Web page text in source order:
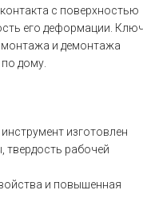
с поверхностью
его деформации.
монтажа и демонтажа
дому.
изготовлен
твердость рабочей
и повышенная